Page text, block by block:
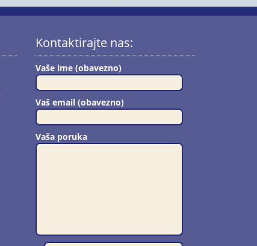
Kontaktirajte nas:
Vaše ime (obavezno)
Vaš email (obavezno)
Vaša poruka